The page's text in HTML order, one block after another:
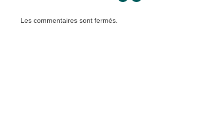
Les commentaires sont fermés.